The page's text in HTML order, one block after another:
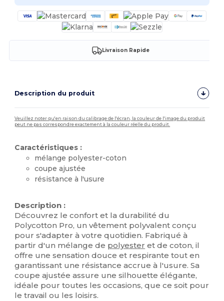
Livraison Rapide
Description du produit
Veuillez noter qu'en raison du calibrage de l'écran, la couleur de l'image du produit
peut ne pas correspondre exactement à la couleur réelle du produit.
Caractéristiques :
mélange polyester-coton
coupe ajustée
résistance à l'usure
Description :
Découvrez le confort et la durabilité du
Polycotton Pro, un vêtement polyvalent conçu
pour s'adapter à votre quotidien. Fabriqué à
partir d'un mélange de polyester et de coton, il
offre une sensation douce et respirante tout en
garantissant une résistance accrue à l'usure. Sa
coupe ajustée assure une silhouette élégante,
idéale pour toutes les occasions, que ce soit pour
le travail ou les loisirs.